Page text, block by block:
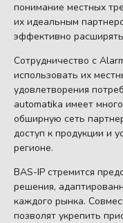
понимание местных
их идеальным
эффективно
Сотрудничество с
использовать их
удовлетворения
automatika имеет
обширную сеть
доступ к продукции и
регионе.
BAS-IP стремится
решения,
каждого рынка.
позволят укрепить